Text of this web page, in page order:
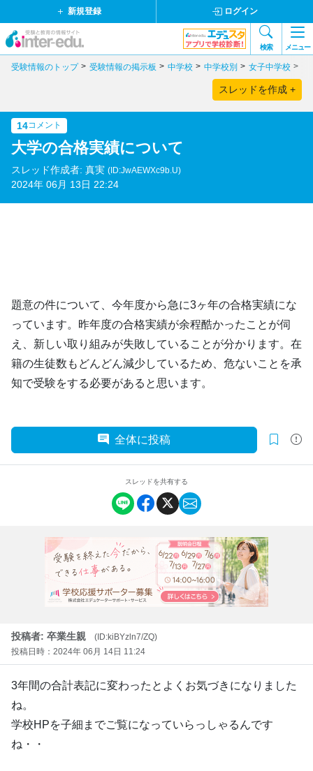
新規登録 ログイン
検索 メニュー
受験情報のトップ 受験情報の掲示板 中学校 中学校別 女子中学校
スレッドを作成 +
14コメント
大学の合格実績について
スレッド作成者: 真実 (ID:JwAEWXc9b.U)
2024年 06月 13日 22:24
題意の件について、今年度から急に3ヶ年の合格実績にな
っています。昨年度の合格実績が余程酷かったことが伺
え、新しい取り組みが失敗していることが分かります。在
籍の生徒数もどんどん減少しているため、危ないことを承
知で受験をする必要があると思います。
全体に投稿
スレッドを共有する
投稿者: 卒業生親
(ID:kiBYzln7/ZQ)
投稿日時：2024年 06月 14日 11:24
3年間の合計表記に変わったとよくお気づきになりました
ね。
学校HPを子細までご覧になっていらっしゃるんです
ね・・